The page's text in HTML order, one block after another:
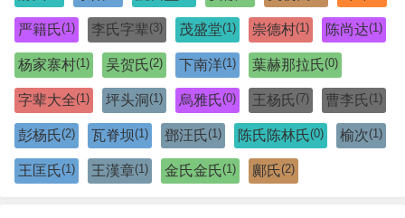
严籍氏(1) 李氏字辈(3) 茂盛堂(1) 崇德村(1) 陈尚达(1)
杨家寨村(1) 吴贺氏(2) 下南洋(1) 葉赫那拉氏(0)
字辈大全(1) 坪头洞 (1) 烏雅氏(0) 王杨氏 (7) 曹李氏 (1)
彭杨氏(2) 瓦脊坝(1) 鄧汪氏(1) 陈氏陈林氏(0) 榆次(1)
王匡氏(1) 王漢章(1) 金氏金氏(1) 鄺氏(2)